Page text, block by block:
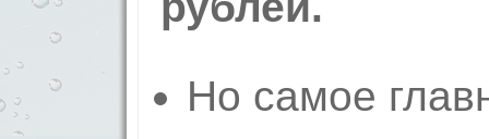
Но самое